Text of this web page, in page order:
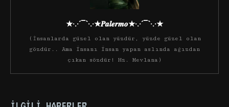
★·.·´¯`·.·★𝑷𝒂𝒍𝒆𝒓𝒎𝒐★·.·´¯`·.·★
(İnsanlarda güzel olan yüzdür, yüzde güzel olan
gözdür.. Ama insanı insan yapan aslında ağızdan
çıkan sözdür! Hz. Mevlana)